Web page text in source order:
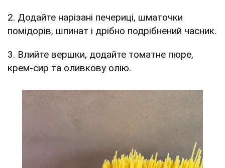
2. Додайте нарізані печериці, шматочки
помідорів, шпинат і дрібно подрібнений часник.
3. Влийте вершки, додайте томатне пюре,
крем-сир та оливкову олію.